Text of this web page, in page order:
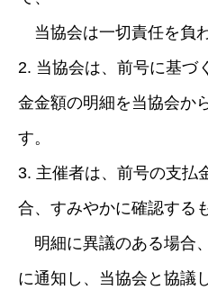
当協会は一切責任を負
2. 当協会は、前号に基づ
金金額の明細を当協会か
す。
3. 主催者は、前号の支払
合、すみやかに確認する
明細に異議のある場合
に通知し、当協会と協議